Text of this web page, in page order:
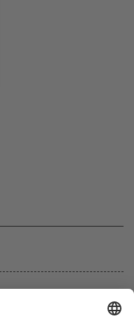
in fünf Monaten, mit zehn